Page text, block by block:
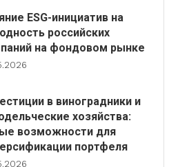
ESG-инициатив на
российских
на фондовом рынке
в виноградники и
хозяйства:
возможности для
портфеля